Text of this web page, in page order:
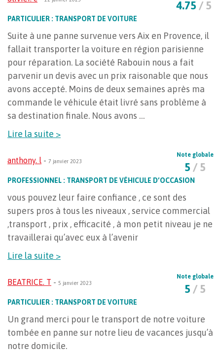
4.75 / 5
PARTICULIER : TRANSPORT DE VOITURE
Suite à une panne survenue vers Aix en Provence, il
fallait transporter la voiture en région parisienne
pour réparation. La société Rabouin nous a fait
parvenir un devis avec un prix raisonable que nous
avons accepté. Moins de deux semaines après ma
commande le véhicule était livré sans problème à
sa destination finale. Nous avons …
Lire la suite >
anthony. l - 7 janvier 2023
Note globale
5 / 5
PROFESSIONNEL : TRANSPORT DE VÉHICULE D’OCCASION
vous pouvez leur faire confiance , ce sont des
supers pros à tous les niveaux , service commercial
,transport , prix , efficacité , à mon petit niveau je ne
travaillerai qu’avec eux à l’avenir
Lire la suite >
BEATRICE. T - 5 janvier 2023
Note globale
5 / 5
PARTICULIER : TRANSPORT DE VOITURE
Un grand merci pour le transport de notre voiture
tombée en panne sur notre lieu de vacances jusqu’à
notre domicile.